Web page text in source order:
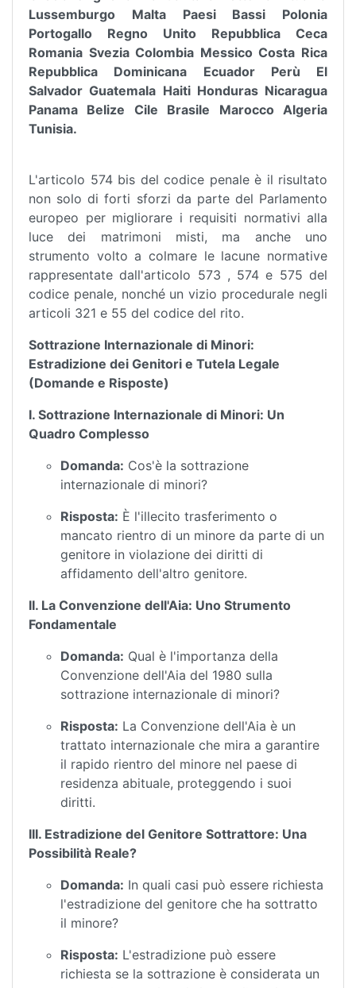
Lussemburgo Malta Paesi Bassi Polonia
Portogallo Regno Unito Repubblica Ceca
Romania Svezia Colombia Messico Costa Rica
Repubblica Dominicana Ecuador Perù El
Salvador Guatemala Haiti Honduras Nicaragua
Panama Belize Cile Brasile Marocco Algeria
Tunisia.
L'articolo 574 bis del codice penale è il risultato
non solo di forti sforzi da parte del Parlamento
europeo per migliorare i requisiti normativi alla
luce dei matrimoni misti, ma anche uno
strumento volto a colmare le lacune normative
rappresentate dall'articolo 573 , 574 e 575 del
codice penale, nonché un vizio procedurale negli
articoli 321 e 55 del codice del rito.
Sottrazione Internazionale di Minori:
Estradizione dei Genitori e Tutela Legale
(Domande e Risposte)
I. Sottrazione Internazionale di Minori: Un
Quadro Complesso
Domanda: Cos'è la sottrazione
internazionale di minori?
Risposta: È l'illecito trasferimento o
mancato rientro di un minore da parte di un
genitore in violazione dei diritti di
affidamento dell'altro genitore.
II. La Convenzione dell'Aia: Uno Strumento
Fondamentale
Domanda: Qual è l'importanza della
Convenzione dell'Aia del 1980 sulla
sottrazione internazionale di minori?
Risposta: La Convenzione dell'Aia è un
trattato internazionale che mira a garantire
il rapido rientro del minore nel paese di
residenza abituale, proteggendo i suoi
diritti.
III. Estradizione del Genitore Sottrattore: Una
Possibilità Reale?
Domanda: In quali casi può essere richiesta
l'estradizione del genitore che ha sottratto
il minore?
Risposta: L'estradizione può essere
richiesta se la sottrazione è considerata un